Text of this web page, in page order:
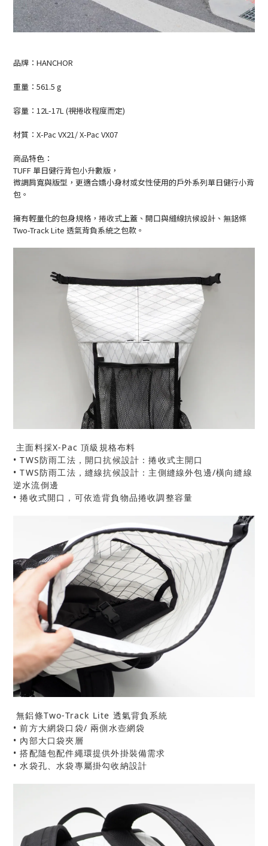
品牌：HANCHOR
重量：561.5 g
容量：12L-17L (視捲收程度而定)
材質：X-Pac VX21/ X-Pac VX07
商品特色：
TUFF 單日健行背包小升數版，
微調肩寬與版型，更適合嬌小身材或女性使用的戶外系列單日健行小背
包。
擁有輕量化的包身規格，捲收式上蓋、開口與縫線抗候設計、無鋁條
Two-Track Lite 透氣背負系統之包款。
主面料採X-Pac 頂級規格布料
• TWS防雨工法，開口抗候設計：捲收式主開口
• TWS防雨工法，縫線抗候設計：主側縫線外包邊/橫向縫線
逆水流倒邊
• 捲收式開口，可依造背負物品捲收調整容量
無鋁條Two-Track Lite 透氣背負系統
• 前方大網袋口袋/ 兩側水壺網袋
• 內部大口袋夾層
• 搭配隨包配件繩環提供外掛裝備需求
• 水袋孔、水袋專屬掛勾收納設計